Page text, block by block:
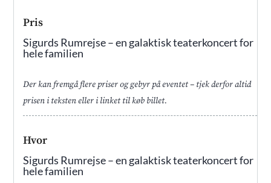
Pris
Sigurds Rumrejse – en galaktisk teaterkoncert for
hele familien
Der kan fremgå flere priser og gebyr på eventet – tjek derfor altid
prisen i teksten eller i linket til køb billet.
Hvor
Sigurds Rumrejse – en galaktisk teaterkoncert for
hele familien